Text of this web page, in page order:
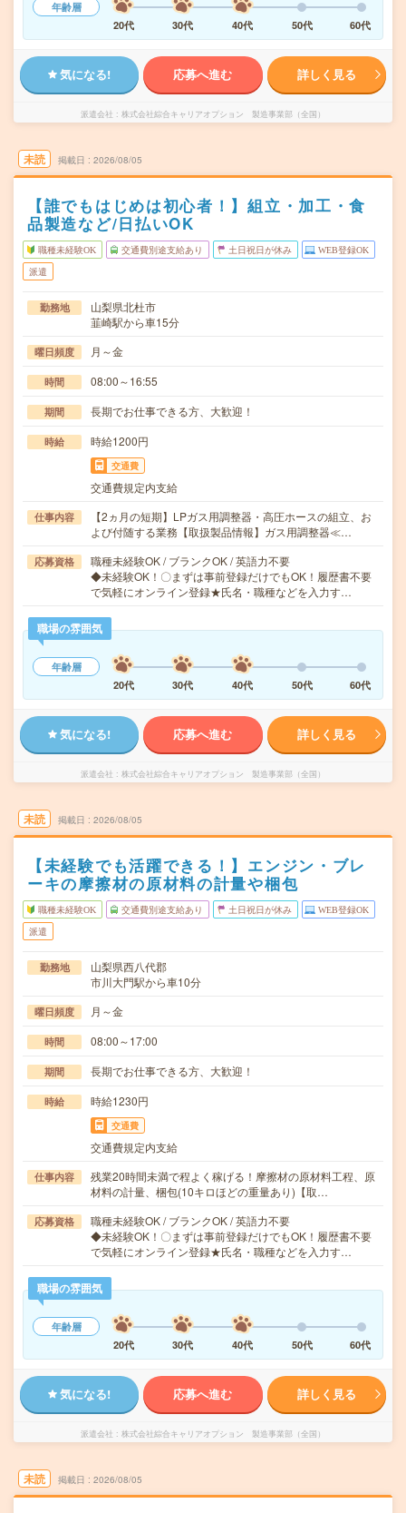
年齢層
20代
30代 40代 50代 60代
気になる! 応募へ進む 詳しく見る
派遣会社 株式会社綜合キャリアオプション 製造事業部（全国）
未読 掲載日 2026/08/05
【誰でもはじめは初心者！】組立・加工・食
品製造など/日払いOK
職種未経験OK 交通費別途支給あり 土日祝日が休み WEB登録OK
派遣
勤務地
山梨県北杜市
韮崎駅から車15分
曜日頻度 月～金
時間 08:00～16:55
期間 長期でお仕事できる方、大歓迎！
時給 時給1200円
交通費
交通費規定内支給
仕事内容
【2ヵ月の短期】LPガス用調整器・高圧ホースの組立、お
よび付随する業務【取扱製品情報】ガス用調整器≪…
応募資格
職種未経験OK / ブランクOK / 英語力不要
◆未経験OK！〇まずは事前登録だけでもOK！履歴書不要
で気軽にオンライン登録★氏名・職種などを入力す…
職場の雰囲気
年齢層
20代
30代 40代 50代 60代
気になる! 応募へ進む 詳しく見る
派遣会社 株式会社綜合キャリアオプション 製造事業部（全国）
未読 掲載日 2026/08/05
【未経験でも活躍できる！】エンジン・ブレ
ーキの摩擦材の原材料の計量や梱包
職種未経験OK 交通費別途支給あり 土日祝日が休み WEB登録OK
派遣
勤務地
山梨県西八代郡
市川大門駅から車10分
曜日頻度 月～金
時間 08:00～17:00
期間 長期でお仕事できる方、大歓迎！
時給 時給1230円
交通費
交通費規定内支給
仕事内容
残業20時間未満で程よく稼げる！摩擦材の原材料工程、原
材料の計量、梱包(10キロほどの重量あり)【取…
応募資格
職種未経験OK / ブランクOK / 英語力不要
◆未経験OK！〇まずは事前登録だけでもOK！履歴書不要
で気軽にオンライン登録★氏名・職種などを入力す…
職場の雰囲気
年齢層
20代
30代 40代 50代 60代
気になる! 応募へ進む 詳しく見る
派遣会社 株式会社綜合キャリアオプション 製造事業部（全国）
未読 掲載日 2026/08/05